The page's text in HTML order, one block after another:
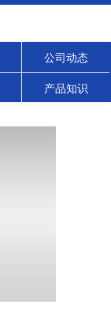
公司动态
产品知识